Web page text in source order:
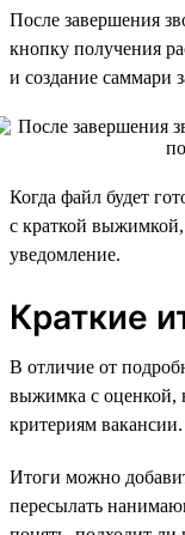
После завершения
кнопку получения
и создание саммари
Когда файл будет
с краткой
уведомление.
Краткие
В отличие от
выжимка с оценкой,
критериям вакансии.
Итоги можно
пересылать